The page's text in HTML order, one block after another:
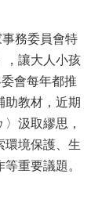
務委員會特
，讓大人小孩
會每年都推
助教材，近期
汲取繆思，
環境保護、生
重要議題。